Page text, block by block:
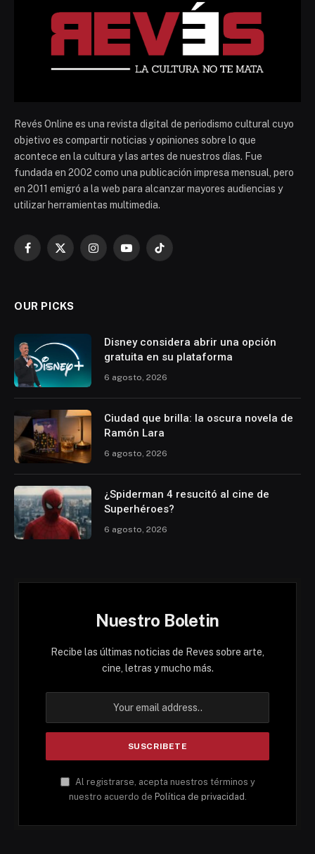
Revés Online es una revista digital de periodismo cultural cuyo
objetivo es compartir noticias y opiniones sobre lo que
acontece en la cultura y las artes de nuestros días. Fue
fundada en 2002 como una publicación impresa mensual, pero
en 2011 emigró a la web para alcanzar mayores audiencias y
utilizar herramientas multimedia.
Facebook
X
InstagramYouTubeTikTok
OUR PICKS
Disney considera abrir una opción
gratuita en su plataforma
6 agosto, 2026
Ciudad que brilla: la oscura novela de
Ramón Lara
6 agosto, 2026
¿Spiderman 4 resucitó al cine de
Superhéroes?
6 agosto, 2026
Nuestro Boletin
Recibe las últimas noticias de Reves sobre arte,
cine, letras y mucho más.
Al registrarse, acepta nuestros términos y
nuestro acuerdo de Política de privacidad